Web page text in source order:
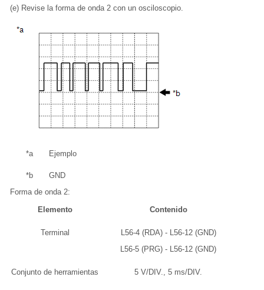
(e) Revise la forma de onda 2 con un osciloscopio.
*a Ejemplo
*b
GND
Forma de onda 2:
Elemento
Contenido
Terminal
L56-4 (RDA) - L56-12 (GND)
L56-5 (PRG) - L56-12 (GND)
Conjunto de herramientas 5 V/DIV., 5 ms/DIV.